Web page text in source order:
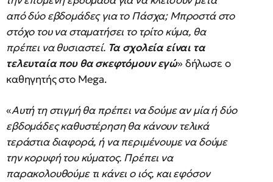
από δύο εβδομάδες για το Πάσχα; Μπροστά στο
στόχο του να σταματήσει το τρίτο κύμα, θα
πρέπει να θυσιαστεί. Τα σχολεία είναι τα
τελευταία που θα σκεφτόμουν εγώ» δήλωσε ο
καθηγητής στο Mega.
«Αυτή τη στιγμή θα πρέπει να δούμε αν μία ή δύο
εβδομάδες καθυστέρηση θα κάνουν τελικά
τεράστια διαφορά, ή να περιμένουμε να δούμε
την κορυφή του κύματος. Πρέπει να
παρακολουθούμε τι κάνει ο ιός, και εφόσον